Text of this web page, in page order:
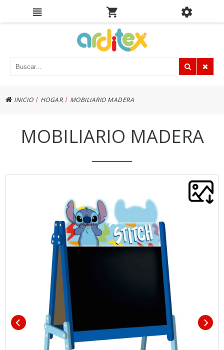
INICIO | HOGAR | MOBILIARIO MADERA
MOBILIARIO MADERA